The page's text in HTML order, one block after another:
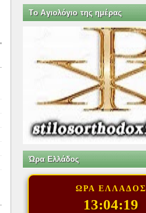
Tο Αγιολόγιο της ημέρας
Ώρα Ελλάδος
ΩΡΑ ΕΛΛΑΔΟΣ
13:04:20